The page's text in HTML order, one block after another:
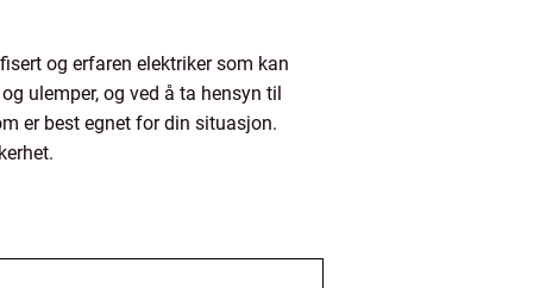
og erfaren elektriker som kan
ulemper, og ved å ta hensyn til
er best egnet for din situasjon.